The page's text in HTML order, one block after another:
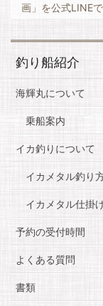
画」を公式LINE
釣り船紹介
海輝丸について
乗船案内
イカ釣りについて
イカメタル釣り
イカメタル仕掛
予約の受付時間
よくある質問
書類